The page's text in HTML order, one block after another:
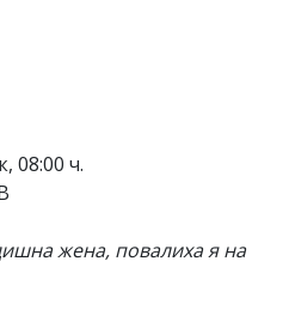
08:00 ч.
жена, повалиха я на